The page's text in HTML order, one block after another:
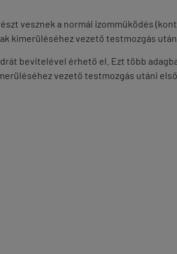
vesznek a normál izomműködés
kimerüléséhez vezető testmozgás
bevitelével érhető el. Ezt több
vezető testmozgás utáni